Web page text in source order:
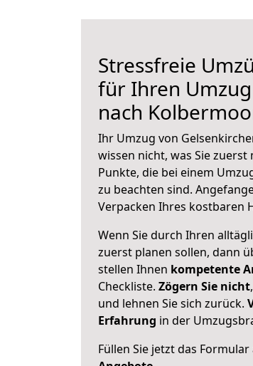
Stressfreie
für Ihren
nach
Ihr Umzug von
wissen nicht, was Sie
Punkte, die bei einem
zu beachten sind.
Verpacken Ihres kostbaren
Wenn Sie durch Ihren
zuerst planen sollen, dann
stellen Ihnen kompetente
Checkliste. Zögern Sie nicht
und lehnen Sie sich zurück.
Erfahrung in der
Füllen Sie jetzt das